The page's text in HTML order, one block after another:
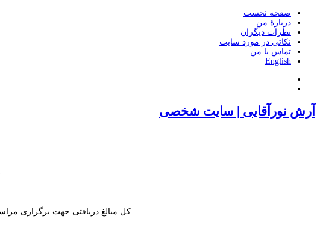
صفحه نخست
دربارۀ من
نظرات دیگران
نکاتی در مورد سایت
تماس با من
English
آرش نورآقایی | سایت شخصی
کل مبالغ دریافتی جهت برگزاری